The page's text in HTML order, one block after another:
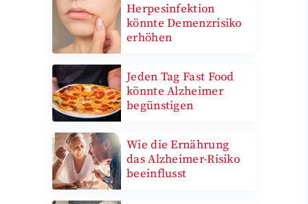
Herpesinfektion
könnte Demenzrisiko
erhöhen
Jeden Tag Fast Food
könnte Alzheimer
begünstigen
Wie die Ernährung
das Alzheimer-Risiko
beeinflusst